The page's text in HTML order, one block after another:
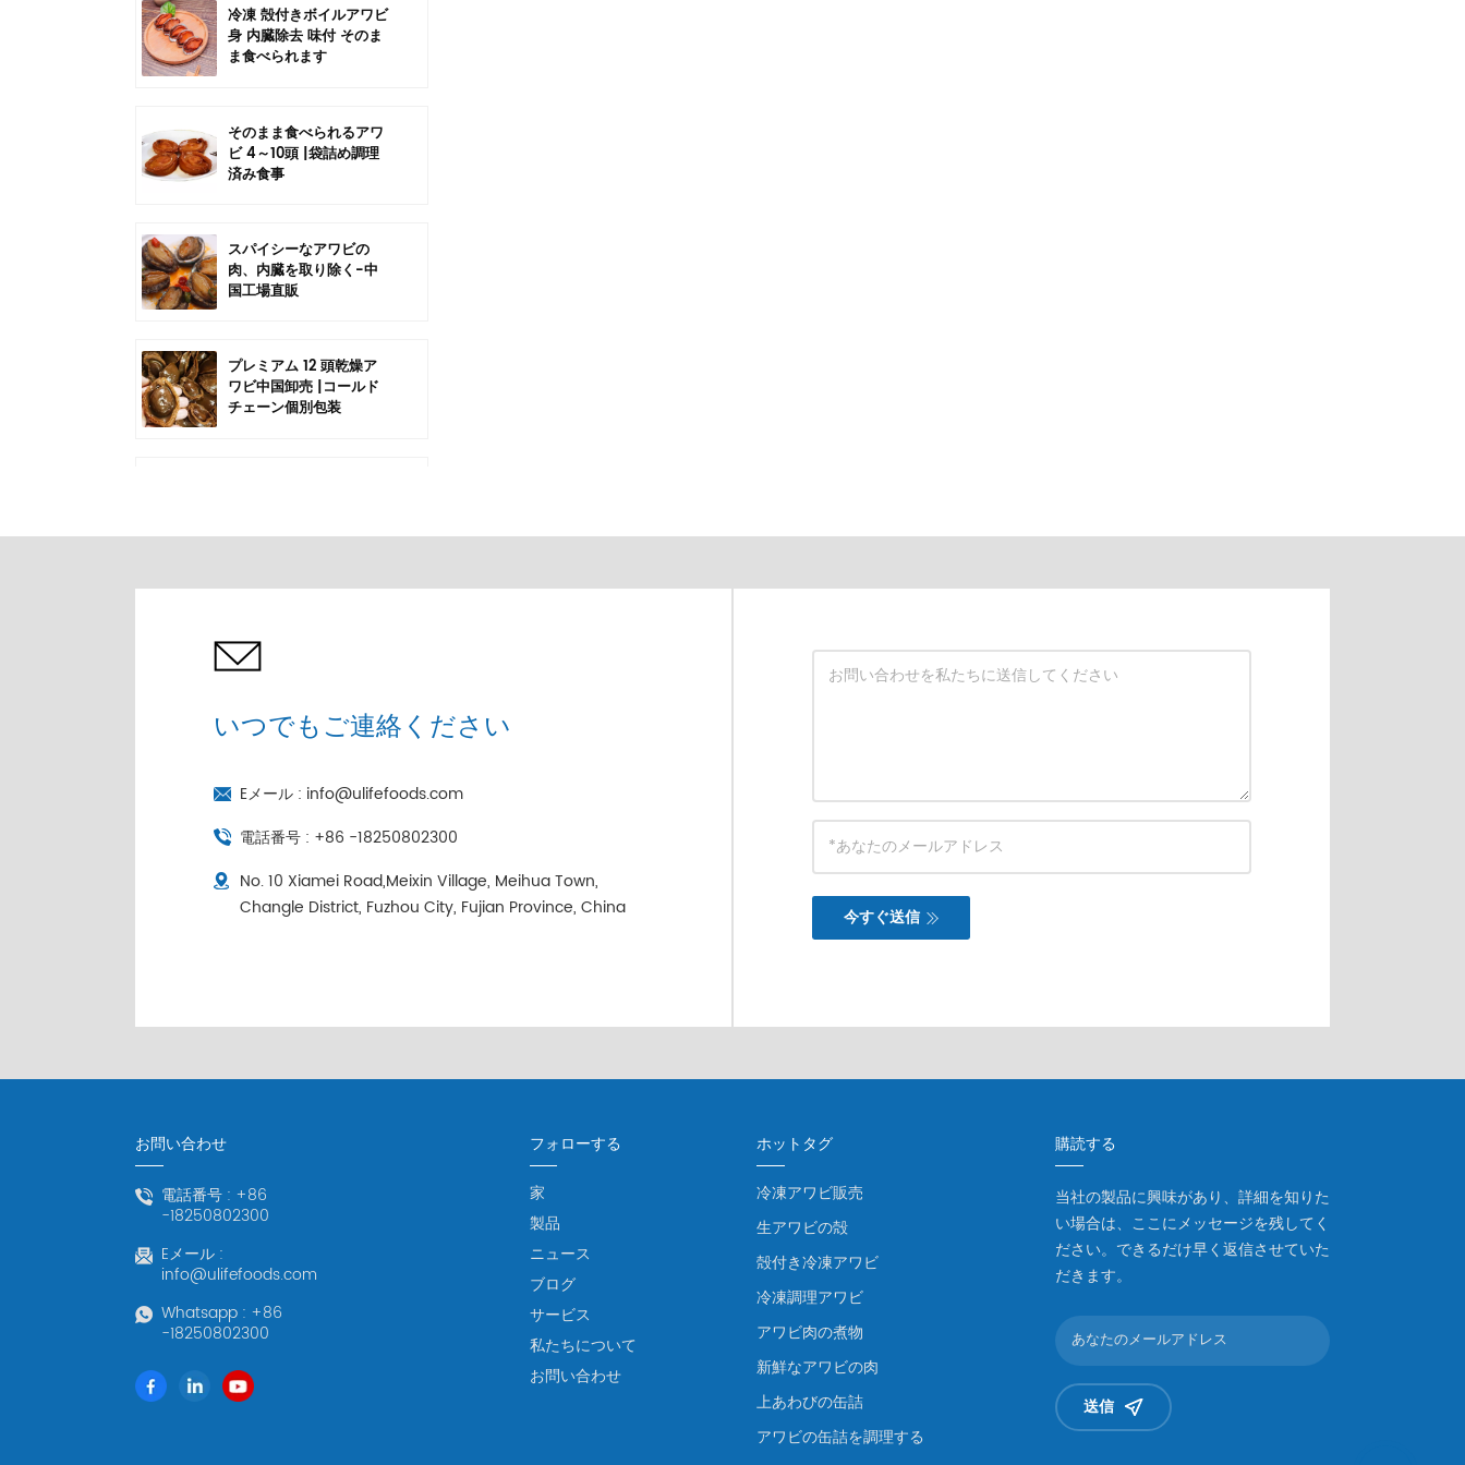
冷凍 殻付きボイルアワビ
身 内臓除去 味付 そのま
ま食べられます
そのまま食べられるアワ
ビ 4～10頭 |袋詰め調理
済み食事
スパイシーなアワビの
肉、内臓を取り除く-中
国工場直販
プレミアム 12 頭乾燥ア
ワビ中国卸売 |コールド
チェーン個別包装
いつでもご連絡ください
Eメール : info@ulifefoods.com
電話番号 : +86 -18250802300
No. 10 Xiamei Road,Meixin Village, Meihua Town,
Changle District, Fuzhou City, Fujian Province, China
今すぐ送信
お問い合わせ
電話番号 : +86
-18250802300
Eメール :
info@ulifefoods.com
Whatsapp : +86
-18250802300
フォローする
家
製品
ニュース
ブログ
サービス
私たちについて
お問い合わせ
ホットタグ
冷凍アワビ販売
生アワビの殻
殻付き冷凍アワビ
冷凍調理アワビ
アワビ肉の煮物
新鮮なアワビの肉
上あわびの缶詰
アワビの缶詰を調理する
購読する
当社の製品に興味があり、詳細を知りた
い場合は、ここにメッセージを残してく
ださい。できるだけ早く返信させていた
だきます。
送信